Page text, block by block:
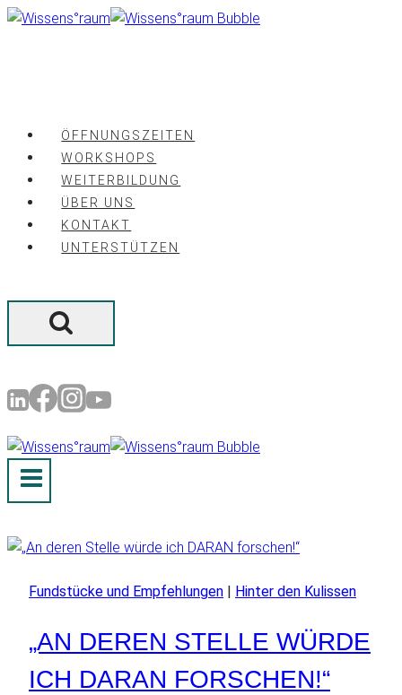
Zum
ÖFFNUNGSZEITEN
WORKSHOPS
WEITERBILDUNG
ÜBER UNS
KONTAKT
UNTERSTÜTZEN
Fundstücke und Empfehlungen | Hinter den Kulissen
„AN DEREN STELLE WÜRDE
ICH DARAN FORSCHEN!“